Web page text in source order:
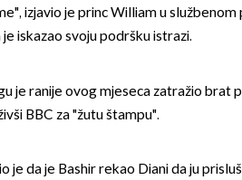
izjavio je princ William u
iskazao svoju podršku istrazi.
je ranije ovog mjeseca zatražio brat
BBC za "žutu štampu".
je da je Bashir rekao Diani da ju